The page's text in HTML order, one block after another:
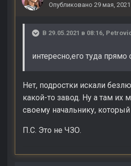
Опубликовано 29 мая, 2021
В 29.05.2021 в 08:16,
интересно,его туда прямо
Нет, подростки искали
какой-то завод. Ну а там их
своему начальнику,
П.С. Это не ЧЗО.